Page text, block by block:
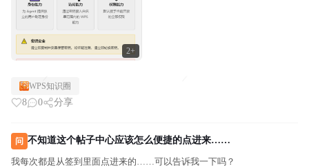
2+
WPS知识圈
8 0 分享
问 不知道这个帖子中心应该怎么便捷的点进来……
我每次都是从签到里面点进来的……可以告诉我一下吗？